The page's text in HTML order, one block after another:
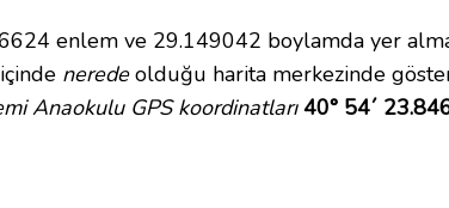
enlem ve 29.149042 boylamda yer
neredeolduğu harita merkezinde
Anaokulu GPS koordinatları 40° 54´